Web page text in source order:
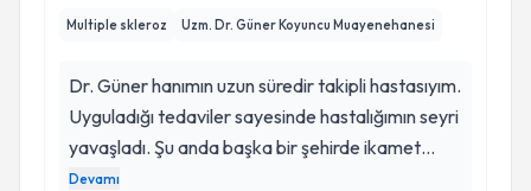
Multiple skleroz Uzm. Dr. Güner Koyuncu Muayenehanesi
Dr. Güner hanımın uzun süredir takipli hastasıyım.
Uyguladığı tedaviler sayesinde hastalığımın seyri
yavaşladı. Şu anda başka bir şehirde ikamet
ediyorum. Kontrollerimi ve tedavimi yine Dr.
Devamı